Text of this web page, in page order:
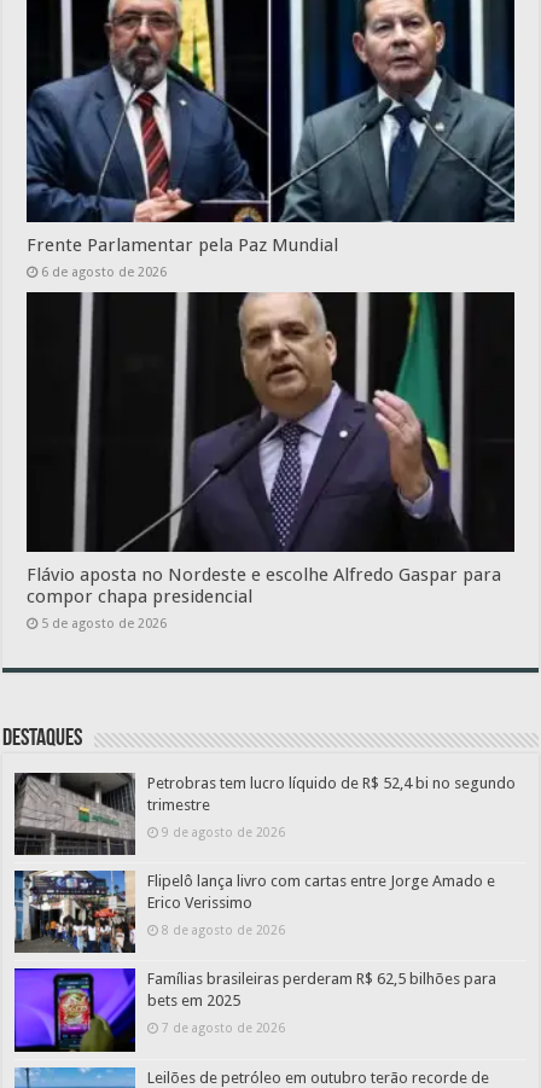
Frente Parlamentar pela Paz Mundial
6 de agosto de 2026
Flávio aposta no Nordeste e escolhe Alfredo Gaspar para
compor chapa presidencial
5 de agosto de 2026
Destaques
Petrobras tem lucro líquido de R$ 52,4 bi no segundo
trimestre
9 de agosto de 2026
Flipelô lança livro com cartas entre Jorge Amado e
Erico Verissimo
8 de agosto de 2026
Famílias brasileiras perderam R$ 62,5 bilhões para
bets em 2025
7 de agosto de 2026
Leilões de petróleo em outubro terão recorde de